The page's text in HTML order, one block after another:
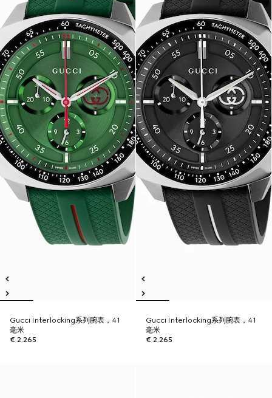
Gucci Interlocking系列腕表，41
毫米
€ 2.265
Gucci Interlocking系列腕表，41
毫米
€ 2.265